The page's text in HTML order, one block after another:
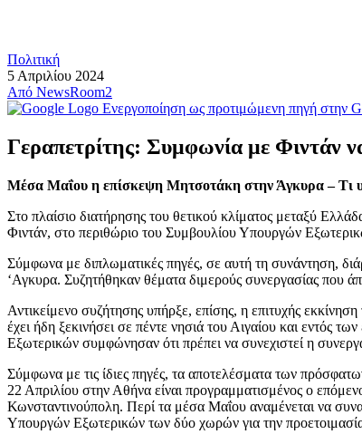
Πολιτική
5 Απριλίου 2024
Από NewsRoom2
Ενεργοποίηση ως προτιμώμενη πηγή στην
Γεραπετρίτης: Συμφωνία με Φιντάν
Μέσα Μαΐου η επίσκεψη Μητσοτάκη στην Άγκυρα – Τι
Στο πλαίσιο διατήρησης του θετικού κλίματος μεταξύ
Φιντάν, στο περιθώριο του Συμβουλίου Υπουργών
Σύμφωνα με διπλωματικές πηγές, σε αυτή τη συνάντηση,
‘Αγκυρα. Συζητήθηκαν θέματα διμερούς συνεργασίας που
Αντικείμενο συζήτησης υπήρξε, επίσης, η επιτυχής
έχει ήδη ξεκινήσει σε πέντε νησιά του Αιγαίου και εντός
Εξωτερικών συμφώνησαν ότι πρέπει να συνεχιστεί η
Σύμφωνα με τις ίδιες πηγές, τα αποτελέσματα των
22 Απριλίου στην Αθήνα είναι προγραμματισμένος ο
Κωνσταντινούπολη. Περί τα μέσα Μαΐου αναμένεται να
Υπουργών Εξωτερικών των δύο χωρών για την